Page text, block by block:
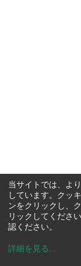
当サイトでは、よ
しています。クッ
ンをクリックし、
リックしてくださ
認ください。
詳細を見る ...